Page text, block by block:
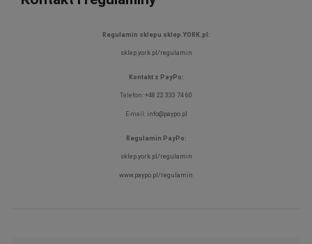
Regulamin sklepu sklep.YORK.pl:
sklep.york.pl/regulamin
Kontakt z PayPo:
Telefon: +48 22 333 74 60
E-mail: info@paypo.pl
Regulamin PayPo:
sklep.york.pl/regulamin
www.paypo.pl/regulamin